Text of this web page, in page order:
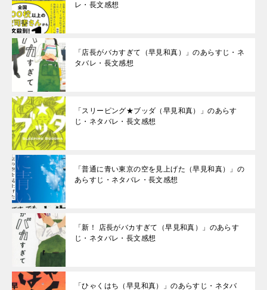
レ・長文感想
「店長がバカすぎて（早見和真）」のあらすじ・ネ
タバレ・長文感想
「スリーピング★ブッダ（早見和真）」のあらす
じ・ネタバレ・長文感想
「普通に青い東京の空を見上げた（早見和真）」の
あらすじ・ネタバレ・長文感想
「新！ 店長がバカすぎて（早見和真）」のあらす
じ・ネタバレ・長文感想
「ひゃくはち（早見和真）」のあらすじ・ネタバ